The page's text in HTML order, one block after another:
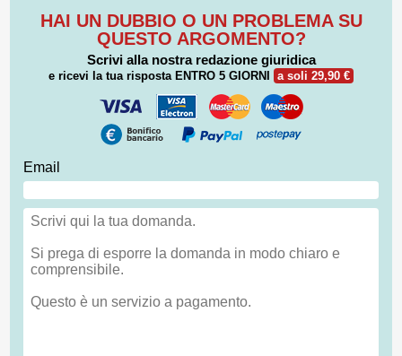
HAI UN DUBBIO O UN PROBLEMA SU
QUESTO ARGOMENTO?
Scrivi alla nostra redazione giuridica
e ricevi la tua risposta ENTRO 5 GIORNI a soli 29,90 €
Email